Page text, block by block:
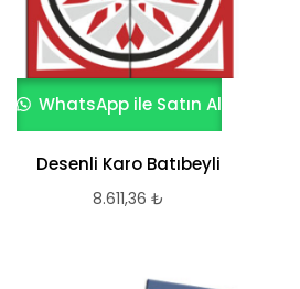
WhatsApp ile Satın Al
Desenli Karo Batıbeyli
8.611,36 ₺